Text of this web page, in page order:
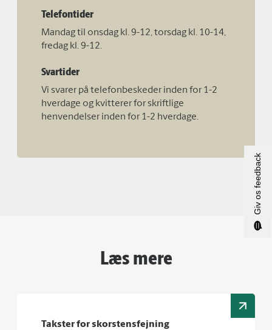
Telefontider
Mandag til onsdag kl. 9-12, torsdag kl. 10-14,
fredag kl. 9-12.
Svartider
Vi svarer på telefonbeskeder inden for 1-2
hverdage og kvitterer for skriftlige
henvendelser inden for 1-2 hverdage.
Læs mere
Takster for skorstensfejning
Giv os feedback